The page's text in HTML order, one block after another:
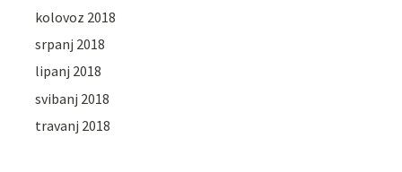
kolovoz 2018
srpanj 2018
lipanj 2018
svibanj 2018
travanj 2018